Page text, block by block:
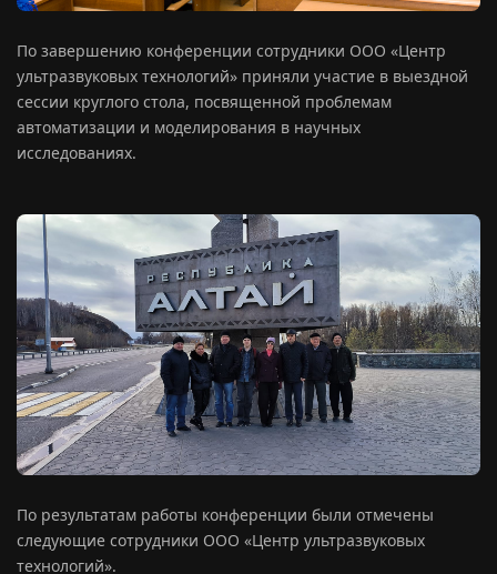
По завершению конференции сотрудники ООО «Центр
ультразвуковых технологий» приняли участие в выездной
сессии круглого стола, посвященной проблемам
автоматизации и моделирования в научных
исследованиях.
По результатам работы конференции были отмечены
следующие сотрудники ООО «Центр ультразвуковых
технологий».